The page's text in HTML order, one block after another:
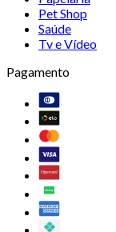
Pet Shop
Saúde
Tv e Vídeo
Pagamento